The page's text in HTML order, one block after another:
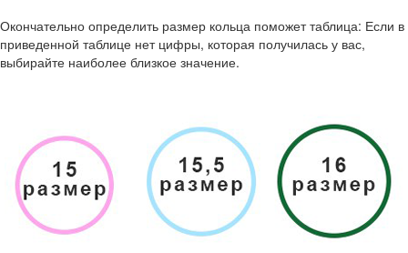
Окончательно определить размер кольца поможет таблица: Если в
приведенной таблице нет цифры, которая получилась у вас,
выбирайте наиболее близкое значение.